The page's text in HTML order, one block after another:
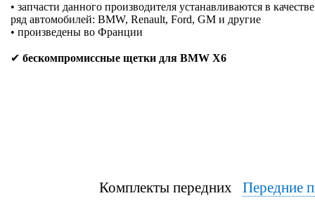
• запчасти данного производителя устанавливаются в
ряд автомобилей: BMW, Renault, Ford, GM и другие
• произведены во Франции
✔ бескомпромиссные щетки для BMW X6
Комплекты передних Передние